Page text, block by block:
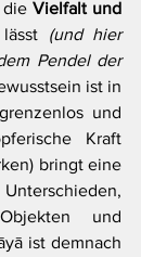
die Vielfalt und
(und hier
Pendel der
ist in
und
Kraft
bringt eine
und
ist demnach